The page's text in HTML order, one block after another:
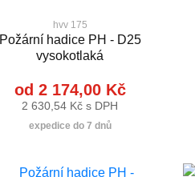
hvv 175
Požární hadice PH - D25
vysokotlaká
od 2 174,00 Kč
2 630,54 Kč s DPH
expedice do 7 dnů